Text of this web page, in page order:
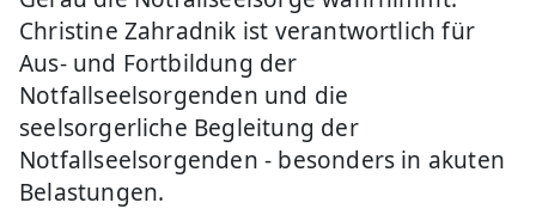
Christine Zahradnik ist verantwortlich für
Aus- und Fortbildung der
Notfallseelsorgenden und die
seelsorgerliche Begleitung der
Notfallseelsorgenden - besonders in akuten
Belastungen.